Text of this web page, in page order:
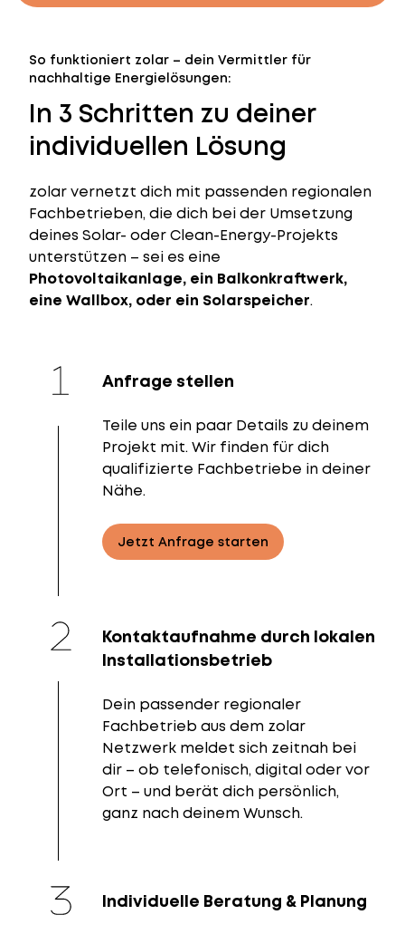
So funktioniert zolar – dein Vermittler für
nachhaltige Energielösungen:
In 3 Schritten zu deiner
individuellen Lösung
zolar vernetzt dich mit passenden regionalen
Fachbetrieben, die dich bei der Umsetzung
deines Solar- oder Clean-Energy-Projekts
unterstützen – sei es eine
Photovoltaikanlage, ein Balkonkraftwerk,
eine Wallbox, oder ein Solarspeicher.
Anfrage stellen
Teile uns ein paar Details zu deinem
Projekt mit. Wir finden für dich
qualifizierte Fachbetriebe in deiner
Nähe.
Jetzt Anfrage starten
Kontaktaufnahme durch lokalen
Installationsbetrieb
Dein passender regionaler
Fachbetrieb aus dem zolar
Netzwerk meldet sich zeitnah bei
dir – ob telefonisch, digital oder vor
Ort – und berät dich persönlich,
ganz nach deinem Wunsch.
Individuelle Beratung & Planung